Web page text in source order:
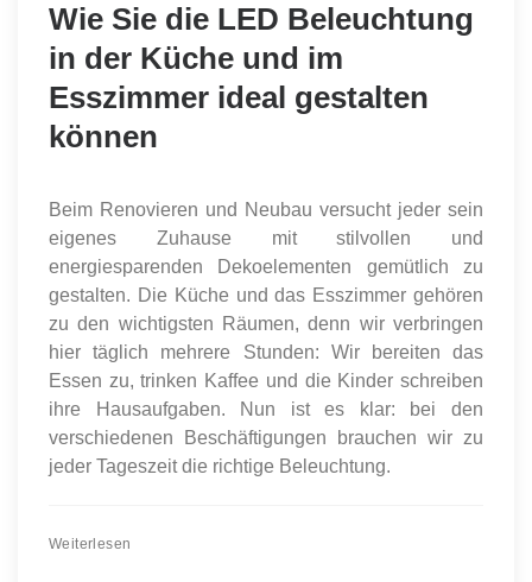
Wie Sie die LED Beleuchtung
in der Küche und im
Esszimmer ideal gestalten
können
Beim Renovieren und Neubau versucht jeder sein
eigenes Zuhause mit stilvollen und
energiesparenden Dekoelementen gemütlich zu
gestalten. Die Küche und das Esszimmer gehören
zu den wichtigsten Räumen, denn wir verbringen
hier täglich mehrere Stunden: Wir bereiten das
Essen zu, trinken Kaffee und die Kinder schreiben
ihre Hausaufgaben. Nun ist es klar: bei den
verschiedenen Beschäftigungen brauchen wir zu
jeder Tageszeit die richtige Beleuchtung.
Weiterlesen